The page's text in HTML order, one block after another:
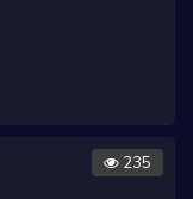
235